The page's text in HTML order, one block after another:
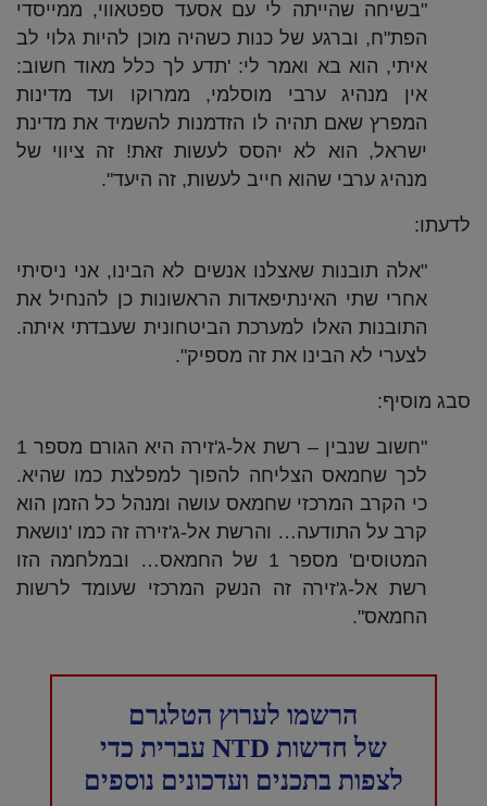
"בשיחה שהייתה לי עם אסעד ספטאווי, ממייסדי
הפת"ח, וברגע של כנות כשהיה מוכן להיות גלוי לב
איתי, הוא בא ואמר לי: 'תדע לך כלל מאוד חשוב:
אין מנהיג ערבי מוסלמי, ממרוקו ועד מדינות
המפרץ שאם תהיה לו הזדמנות להשמיד את מדינת
ישראל, הוא לא יהסס לעשות זאת! זה ציווי של
מנהיג ערבי שהוא חייב לעשות, זה היעד".
לדעתו:
"אלה תובנות שאצלנו אנשים לא הבינו, אני ניסיתי
אחרי שתי האינתיפאדות הראשונות כן להנחיל את
התובנות האלו למערכת הביטחונית שעבדתי איתה.
לצערי לא הבינו את זה מספיק".
סבג מוסיף:
"חשוב שנבין – רשת אל-ג'זירה היא הגורם מספר 1
לכך שחמאס הצליחה להפוך למפלצת כמו שהיא.
כי הקרב המרכזי שחמאס עושה ומנהל כל הזמן הוא
קרב על התודעה… והרשת אל-ג'זירה זה כמו 'נושאת
המטוסים' מספר 1 של החמאס… ובמלחמה הזו
רשת אל-ג'זירה זה הנשק המרכזי שעומד לרשות
החמאס".
הרשמו לערוץ הטלגרם
של חדשות NTD עברית כדי
לצפות בתכנים ועדכונים נוספים